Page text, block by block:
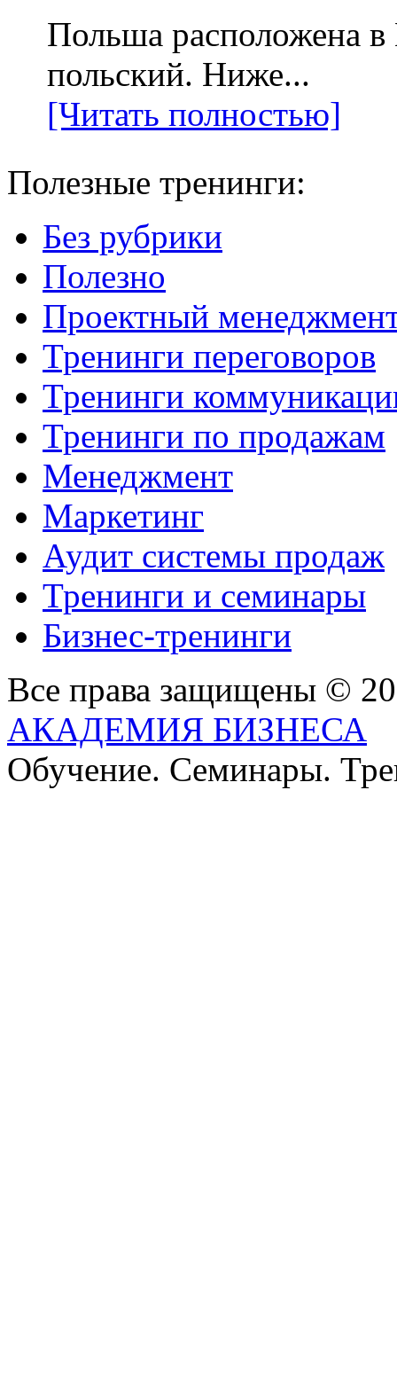
Польша расположена
польский. Ниже...
[Читать полностью]
Полезные тренинги:
Без рубрики
Полезно
Проектный
Тренинги переговоров
Тренинги
Тренинги по продажам
Менеджмент
Маркетинг
Аудит системы продаж
Тренинги и семинары
Бизнес-тренинги
Все права защищены ©
АКАДЕМИЯ БИЗНЕСА
Обучение. Семинары.